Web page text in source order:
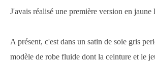
J'avais réalisé une première version en jaune
A présent, c'est dans un satin de soie gris
modèle de robe fluide dont la ceinture et le